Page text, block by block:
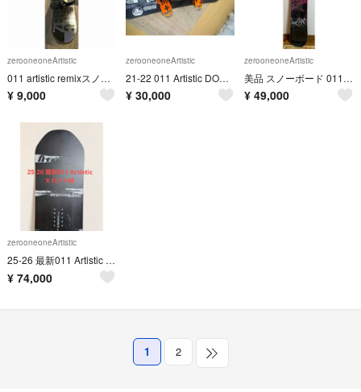
zerooneoneArtistic
011 artistic remixスノボ板 flux ビンディング付
¥ 9,000
zerooneoneArtistic
21-22 011 Artistic DOUBLE FLY SPIN
¥ 30,000
zerooneoneArtistic
美品 スノーボード 011 artistic DOUBLE SPIN 152cm
¥ 49,000
zerooneoneArtistic
25-26 最新011 Artistic X FLY 148cm
¥ 74,000
1 2